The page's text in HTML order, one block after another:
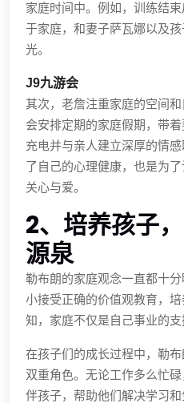
家庭时间中。例如，训练结
于家庭，和妻子萨瓦娜以及
光。
J9九游会
其次，老詹注重家庭的空间
会安排定期的家庭假期，带
充电并与亲人建立深厚的情
了自己的心理健康，也是为
关心与爱。
2、培养孩子
源泉
勒布朗的家庭观念一直都十
小接受正确的价值观教育，
知，家庭不仅是自己事业的支
在孩子们的成长过程中，勒
双重角色。无论工作多么忙
伴孩子，帮助他们解决学习